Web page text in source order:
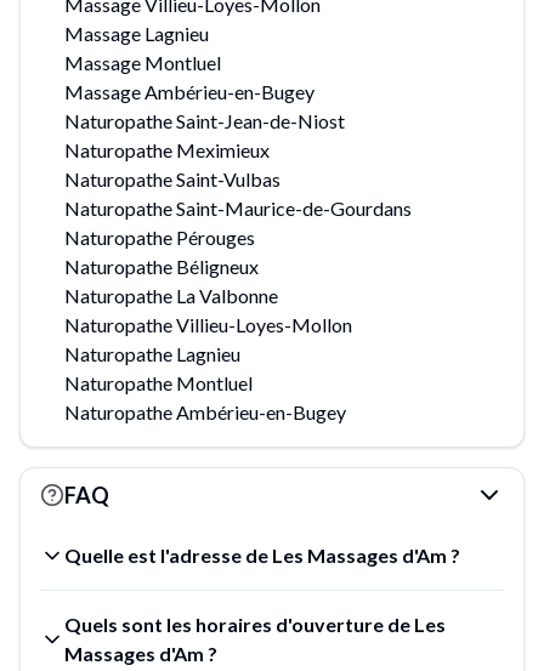
Massage Lagnieu
Massage Montluel
Massage Ambérieu-en-Bugey
Naturopathe Saint-Jean-de-Niost
Naturopathe Meximieux
Naturopathe Saint-Vulbas
Naturopathe Saint-Maurice-de-Gourdans
Naturopathe Pérouges
Naturopathe Béligneux
Naturopathe La Valbonne
Naturopathe Villieu-Loyes-Mollon
Naturopathe Lagnieu
Naturopathe Montluel
Naturopathe Ambérieu-en-Bugey
FAQ
Quelle est l'adresse de Les Massages d'Am ?
Quels sont les horaires d'ouverture de Les
Massages d'Am ?